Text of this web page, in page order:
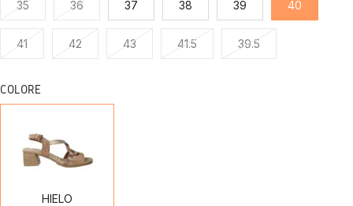
35 36 37 38 39 40
41 42 43 41.5 39.5
COLORE
HIELO